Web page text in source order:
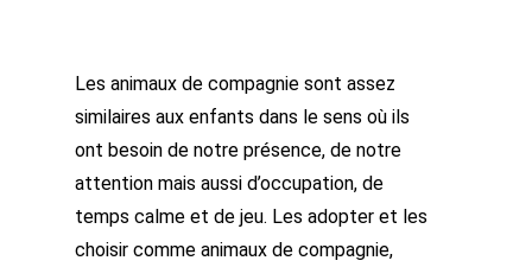
Les animaux de compagnie sont assez
similaires aux enfants dans le sens où ils
ont besoin de notre présence, de notre
attention mais aussi d’occupation, de
temps calme et de jeu. Les adopter et les
choisir comme animaux de compagnie,